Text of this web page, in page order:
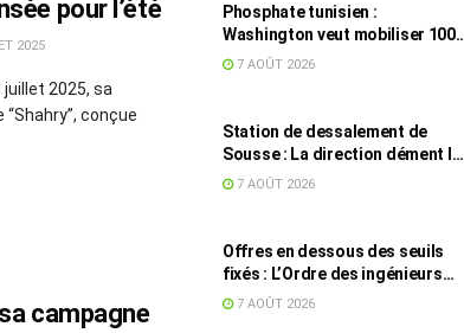
pour l’été
2025
juillet 2025, sa
conçue
campagne
Phosphate tunisien :
Washington veut mobiliser 100
millions de dollars, avec la Chine
7 AOÛT 2026
Station de dessalement de
Sousse : La direction dément les
rumeurs sur une eau impropre à
7 AOÛT 2026
Offres en dessous des seuils
fixés : L’Ordre des ingénieurs
hausse le ton
7 AOÛT 2026